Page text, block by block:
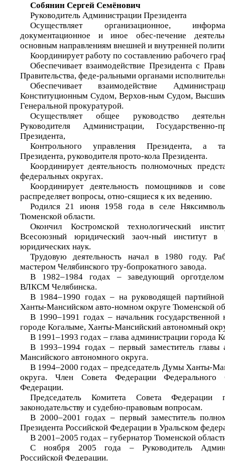
Собянин Сергей Семёнович
Руководитель Администрации Президента
Осуществляет организационное,
документационное и иное обес-печение
основным направлениям внешней и внутренней
Координирует работу по составлению рабочего
Обеспечивает взаимодействие Президента с
Правительства, феде-ральными органами
Обеспечивает взаимодействие
Конституционным Судом, Верхов-ным Судом,
Генеральной прокуратурой.
Осуществляет общее руководство
Руководителя Администрации, Государственно-
Президента,
Контрольного управления Президента, а
Президента, руководителя прото-кола Президента.
Координирует деятельность полномочных
федеральных округах.
Координирует деятельность помощников и
распределяет вопросы, отно-сящиеся к их ведению.
Родился 21 июня 1958 года в селе Няксимволь
Тюменской области.
Окончил Костромской технологический
Всесоюзный юридический заоч-ный институт в
юридических наук.
Трудовую деятельность начал в 1980 году.
мастером Челябинского тру-бопрокатного завода.
В 1982–1984 годах – заведующий
ВЛКСМ Челябинска.
В 1984–1990 годах – на руководящей
Ханты-Мансийском авто-номном округе Тюменской
В 1990–1991 годах – начальник государственной
городе Когалыме, Ханты-Мансийский автономный
В 1991–1993 годах – глава администрации города
В 1993–1994 годах – первый заместитель главы
Мансийского автономного округа.
В 1994–2000 годах – председатель Думы Ханты-
округа. Член Совета Федерации Федерального
Федерации.
Председатель Комитета Совета Федерации
законодательству и судебно-правовым вопросам.
В 2000–2001 годах – первый заместитель
Президента Российской Федерации в Уральском
В 2001–2005 годах – губернатор Тюменской
С ноября 2005 года – Руководитель
Российской Федерации.